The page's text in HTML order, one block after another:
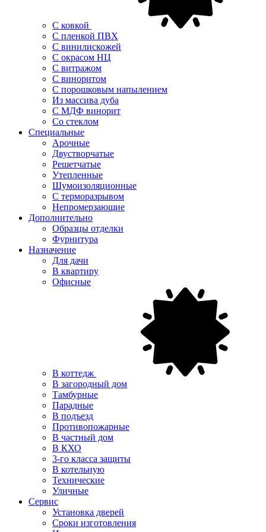
С ковкой
С пленкой ПВХ
С винилискожей
С окрасом НЦ
С витражом
С виноритом
С порошковым напылением
Из массива дуба
С МДФ винорит
Со стеклом
Специальные
Арочные
Двустворчатые
Решетчатые
Утепленные
Шумоизоляционные
С терморазрывом
Непромерзающие
Дополнительно
Образцы отделки
Фурнитура
Назначение
Для дачи
В квартиру
Офисные
В коттедж
В загородный дом
Тамбурные
Парадные
В подъезд
Противопожарные
В частный дом
В КХО
3-го класса защиты
В котельную
Технические
Уличные
Сервис
Установка дверей
Сроки изготовления